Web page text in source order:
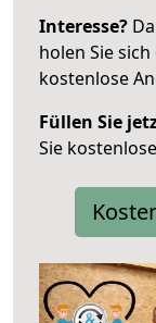
Interesse?
holen Sie
kostenlose
Füllen Sie
Sie